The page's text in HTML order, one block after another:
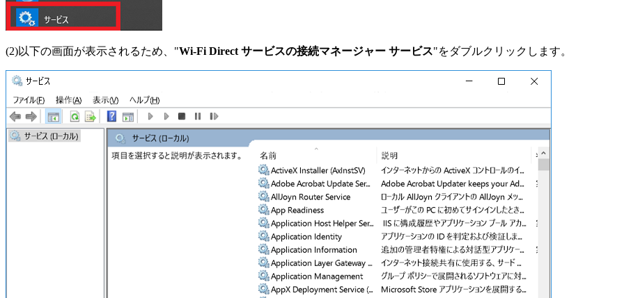
(2)以下の画面が表示されるため、"Wi-Fi Direct サービスの接続マネージャー サービス"をダブルクリックします。